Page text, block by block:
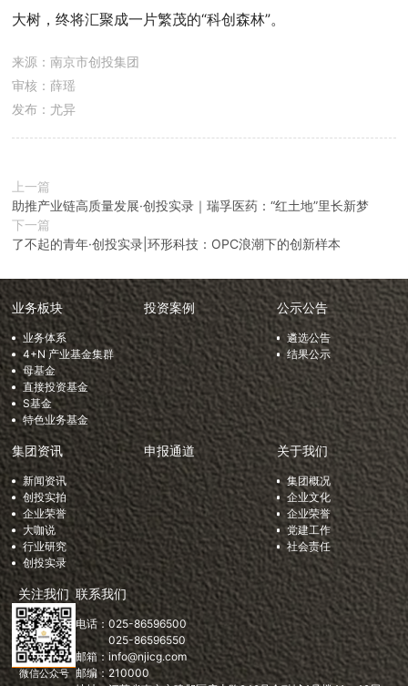
大树，终将汇聚成一片繁茂的“科创森林”。
来源：南京市创投集团
审核：薛瑶
发布：尤异
上一篇
助推产业链高质量发展·创投实录｜瑞孚医药：“红土地”里长新梦
下一篇
了不起的青年·创投实录|环形科技：OPC浪潮下的创新样本
业务板块
业务体系
4+N 产业基金集群
母基金
直接投资基金
S基金
特色业务基金
投资案例 公示公告
遴选公告
结果公示
集团资讯
新闻资讯
创投实拍
企业荣誉
大咖说
行业研究
创投实录
申报通道 关于我们
集团概况
企业文化
企业荣誉
党建工作
社会责任
关注我们
微信公众号
联系我们
电话：025-86596500
025-86596550
邮箱：info@njicg.com
邮编：210000